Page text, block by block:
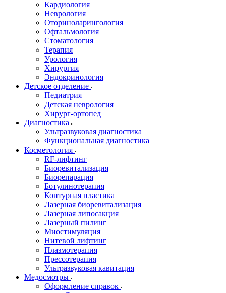
Кардиология
Неврология
Оториноларингология
Офтальмология
Стоматология
Терапия
Урология
Хирургия
Эндокринология
Детское отделение
Педиатрия
Детская неврология
Хирург-ортопед
Диагностика
Ультразвуковая диагностика
Функциональная диагностика
Косметология
RF-лифтинг
Биоревитализация
Биорепарация
Ботулинотерапия
Контурная пластика
Лазерная биоревитализация
Лазерная липосакция
Лазерный пилинг
Миостимуляция
Нитевой лифтинг
Плазмотерапия
Прессотерапия
Ультразвуковая кавитация
Медосмотры
Оформление справок